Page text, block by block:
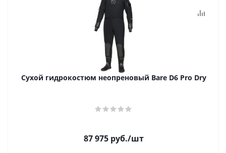
Сухой гидрокостюм неопреновый Bare D6 Pro Dry
87 975руб./шт